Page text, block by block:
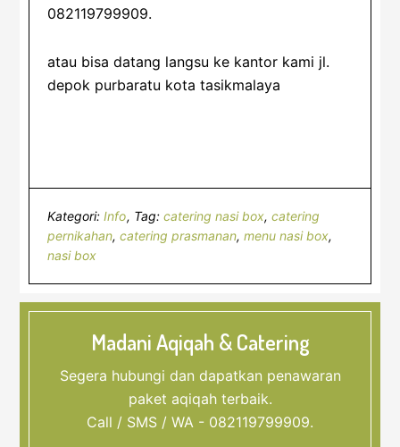
082119799909.
atau bisa datang langsu ke kantor kami jl.
depok purbaratu kota tasikmalaya
Kategori:Info Tag:catering nasi box,catering
pernikahan,catering prasmanan,menu nasi box,
nasi box
Madani Aqiqah & Catering
Segera hubungi dan dapatkan penawaran
paket aqiqah terbaik.
Call / SMS / WA - 082119799909.